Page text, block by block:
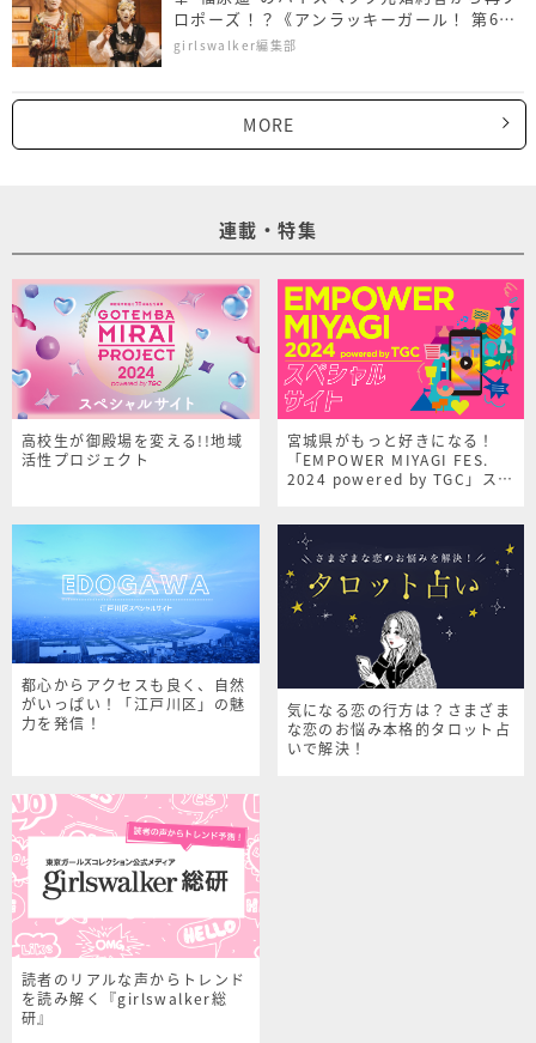
ロポーズ！？《アンラッキーガール！ 第6話
あらすじ》
girlswalker編集部
MORE
連載・特集
高校生が御殿場を変える!!地域
活性プロジェクト
宮城県がもっと好きになる！
「EMPOWER MIYAGI FES.
2024 powered by TGC」スペ
都心からアクセスも良く、自然
がいっぱい！「江戸川区」の魅
力を発信！
気になる恋の行方は？さまざま
な恋のお悩み本格的タロット占
いで解決！
読者のリアルな声からトレンド
を読み解く『girlswalker総
研』